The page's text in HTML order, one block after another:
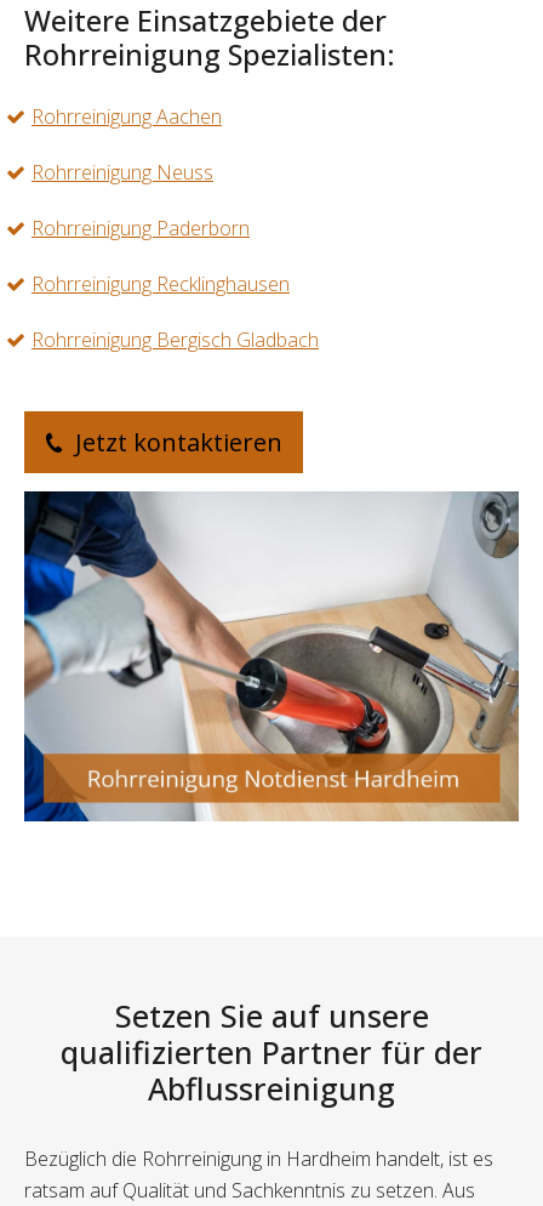
Weitere Einsatzgebiete der
Rohrreinigung Spezialisten:
Rohrreinigung Aachen
Rohrreinigung Neuss
Rohrreinigung Paderborn
Rohrreinigung Recklinghausen
Rohrreinigung Bergisch Gladbach
Jetzt kontaktieren
Setzen Sie auf unsere
qualifizierten Partner für der
Abflussreinigung
Bezüglich die Rohrreinigung in Hardheim handelt, ist es
ratsam auf Qualität und Sachkenntnis zu setzen. Aus